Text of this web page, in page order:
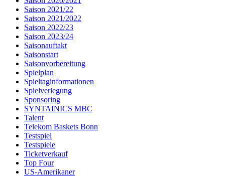
Saison 2021/22
Saison 2021/2022
Saison 2022/23
Saison 2023/24
Saisonauftakt
Saisonstart
Saisonvorbereitung
Spielplan
Spieltaginformationen
Spielverlegung
Sponsoring
SYNTAINICS MBC
Talent
Telekom Baskets Bonn
Testspiel
Testspiele
Ticketverkauf
Top Four
US-Amerikaner